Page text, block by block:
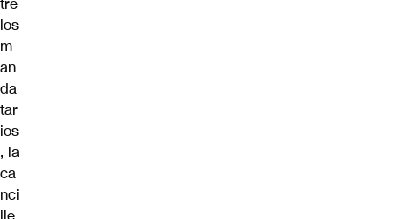
los
m
an
da
tar
ios
, la
ca
nci